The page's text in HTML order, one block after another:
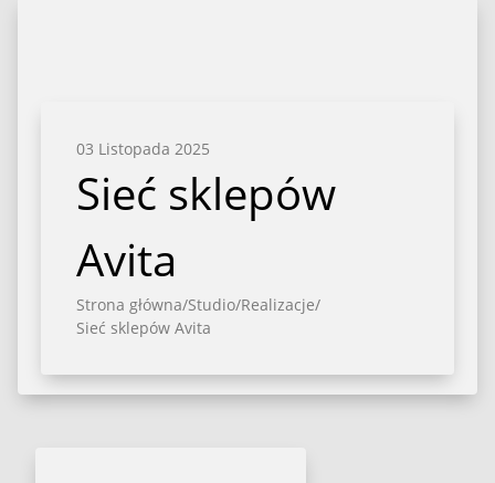
03 Listopada 2025
Sieć sklepów
Avita
Strona główna/Studio/Realizacje/
Sieć sklepów Avita